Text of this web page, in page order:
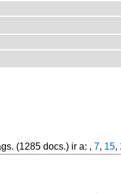
(1285 docs.) ir a: , 7, 15,